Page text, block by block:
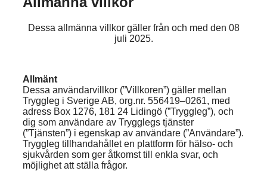
Dessa allmänna villkor gäller från och med den 08
juli 2025.
Allmänt
Dessa användarvillkor (”Villkoren”) gäller mellan
Tryggleg i Sverige AB, org.nr. 556419–0261, med
adress Box 1276, 181 24 Lidingö (”Tryggleg”), och
dig som användare av Trygglegs tjänster
(”Tjänsten”) i egenskap av användare (”Användare”).
Tryggleg tillhandahållet en plattform för hälso- och
sjukvården som ger åtkomst till enkla svar, och
möjlighet att ställa frågor.